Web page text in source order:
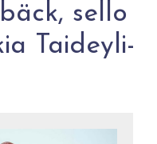
sello
Tai­dey­li­